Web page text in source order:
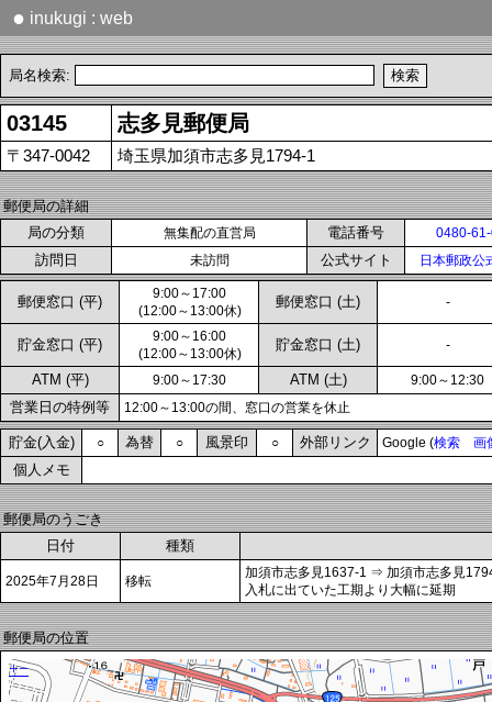
● inukugi : web
局名検索:
03145 志多見郵便局
〒347-0042 埼玉県加須市志多見1794-1
郵便局の詳細
局の分類
無集配の直営局 電話番号 0480-
訪問日 未訪問 公式サイト 日本郵政公
郵便窓口 (平)
9:00～17:00
(12:00～13:00休)
郵便窓口 (土) -
貯金窓口 (平)
9:00～16:00
(12:00～13:00休)
貯金窓口 (土) -
ATM (平) 9:00～17:30 ATM (土) 9:00～12:30
営業日の特例等 12:00～13:00の間、窓口の営業を休止
貯金(入金) ○ 為替 ○ 風景印 ○ 外部リンク Google (検索 画
個人メモ
郵便局のうごき
日付
種類
2025年7月28日 移転
加須市志多見1637-1 ⇒ 加須市志多見
入札に出ていた工期より大幅に延期
郵便局の位置